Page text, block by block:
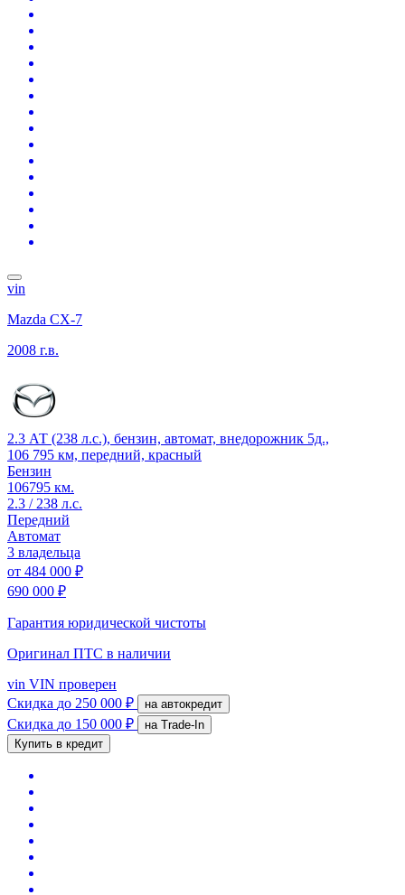
vin
Mazda CX-7
2008 г.в.
2.3 АТ (238 л.с.), бензин, автомат, внедорожник 5д.,
106 795 км, передний, красный
Бензин
106795 км.
2.3 / 238 л.с.
Передний
Автомат
3 владельца
от 484 000 ₽
690 000 ₽
Гарантия юридической чистоты
Оригинал ПТС в наличии
vin VIN проверен
Скидка до 250 000 ₽ на автокредит
Скидка до 150 000 ₽
на Trade-In
Купить в кредит